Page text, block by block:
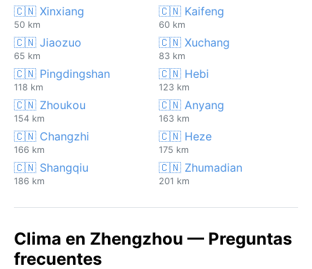
🇨🇳 Xinxiang
50 km
🇨🇳 Kaifeng
60 km
🇨🇳 Jiaozuo
65 km
🇨🇳 Xuchang
83 km
🇨🇳 Pingdingshan
118 km
🇨🇳 Hebi
123 km
🇨🇳 Zhoukou
154 km
🇨🇳 Anyang
163 km
🇨🇳 Changzhi
166 km
🇨🇳 Heze
175 km
🇨🇳 Shangqiu
186 km
🇨🇳 Zhumadian
201 km
Clima en Zhengzhou — Preguntas
frecuentes